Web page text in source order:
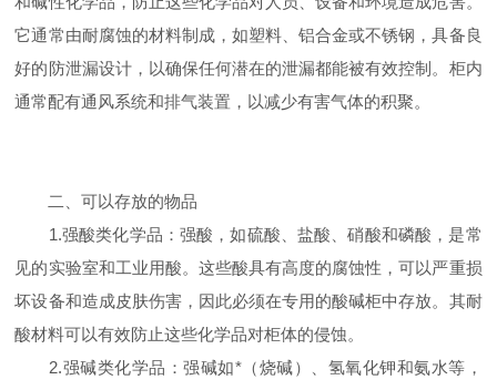
它通常由耐腐蚀的材料制成，如塑料、铝合金或不锈钢，具备良
好的防泄漏设计，以确保任何潜在的泄漏都能被有效控制。柜内
通常配有通风系统和排气装置，以减少有害气体的积聚。
二、可以存放的物品
1.强酸类化学品：强酸，如硫酸、盐酸、硝酸和磷酸，是常
见的实验室和工业用酸。这些酸具有高度的腐蚀性，可以严重损
坏设备和造成皮肤伤害，因此必须在专用的酸碱柜中存放。其耐
酸材料可以有效防止这些化学品对柜体的侵蚀。
2.强碱类化学品：强碱如*（烧碱）、氢氧化钾和氨水等，